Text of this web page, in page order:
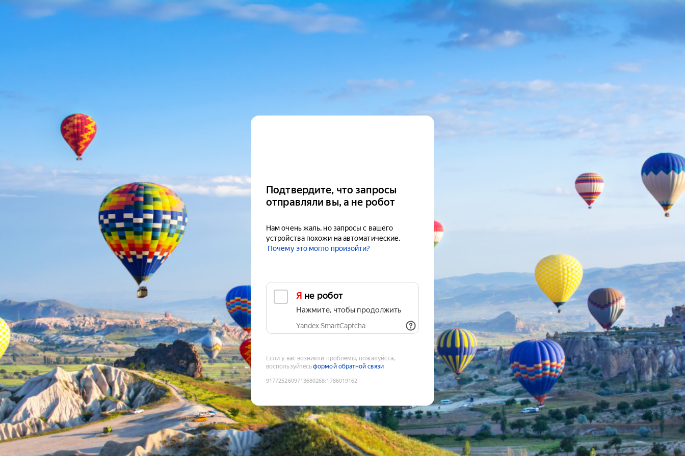
Подтвердите, что запросы
отправляли вы, а не робот
Нам очень жаль, но запросы с вашего
устройства похожи на автоматические.
Почему это могло произойти?
Я не робот
Нажмите, чтобы продолжить
Yandex SmartCaptcha
Если у вас возникли проблемы, пожалуйста,
воспользуйтесьформой обратной связи
9177252609713680268:1786019162